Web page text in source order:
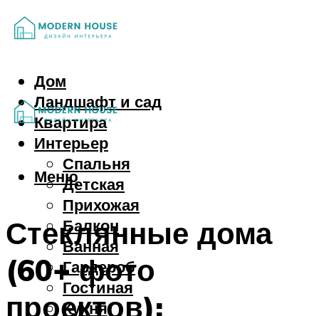
Дом
Ландшафт и сад
Квартира
Интерьер
Спальня
Детская
Прихожая
Балкон
Ванная
Гардероб
Гостиная
Кухня
Меню
Стеклянные дома
(60+ фото
проектов):